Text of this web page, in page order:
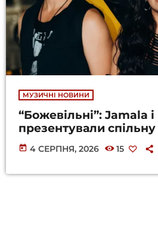
МУЗИЧНІ НОВИНИ
“Божевільні”: Jamala
презентували
today 4 СЕРПНЯ, 2026 15